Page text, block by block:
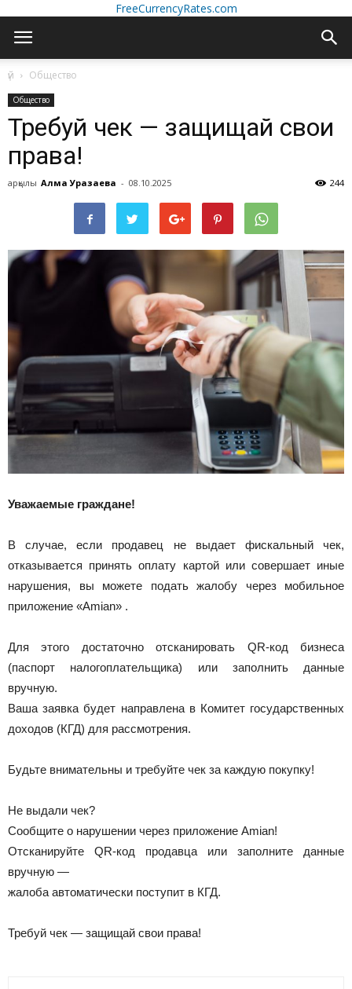
FreeCurrencyRates.com
үй Общество
Общество
Требуй чек — защищай свои
права!
арқылы Алма Уразаева - 08.10.2025 244
Уважаемые граждане!
В случае, если продавец не выдает фискальный чек,
отказывается принять оплату картой или совершает иные
нарушения, вы можете подать жалобу через мобильное
приложение «Amian» .
Для этого достаточно отсканировать QR-код бизнеса
(паспорт налогоплательщика) или заполнить данные
вручную.
Ваша заявка будет направлена в Комитет государственных
доходов (КГД) для рассмотрения.
Будьте внимательны и требуйте чек за каждую покупку!
Не выдали чек?
Сообщите о нарушении через приложение Amian!
Отсканируйте QR-код продавца или заполните данные
вручную —
жалоба автоматически поступит в КГД.
Требуй чек — защищай свои права!